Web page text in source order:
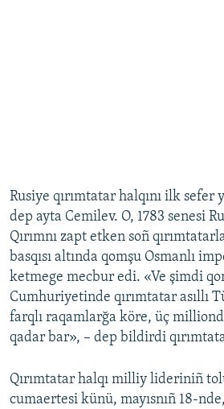
Rusiye qırımtatar halqını ilk sefer
dep ayta Cemilev. O, 1783 senesi
Qırımnı zapt etken soñ
basqısı altında qomşu Osmanlı
ketmege mecbur edi. «Ve şimdi
Cumhuriyetinde qırımtatar asıllı
farqlı raqamlarğa köre, üç
qadar bar», – dep bildirdi
Qırımtatar halqı milliy lideriniñ
cumaertesi künü, mayısnıñ 18-nde,